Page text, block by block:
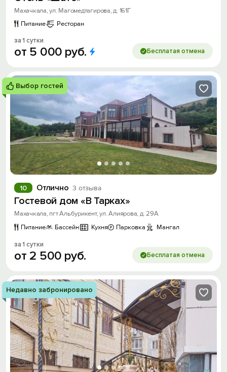
Махачкала, ул. Магомедтагирова, д. 161Г
Питание
Ресторан
за 1 сутки
от 5 000 руб. Бесплатая отмена
Выбор гостей
Отлично 3 отзыва
10
Гостевой дом «В Тарках»
Махачкала, пгт Альбурикент, ул. Алиярова, д. 29А
Питание
Бассейн Кухня Парковка Мангал
за 1 сутки
от 2 500 руб. Бесплатая отмена
Недавно забронировано